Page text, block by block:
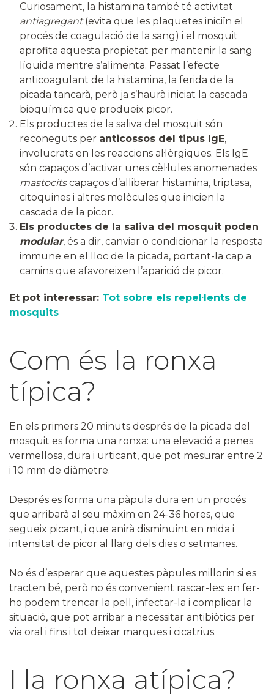
Curiosament, la histamina també té activitat
antiagregant(evita que les plaquetes iniciïn el
procés de coagulació de la sang) i el mosquit
aprofita aquesta propietat per mantenir la sang
líquida mentre s’alimenta. Passat l’efecte
anticoagulant de la histamina, la ferida de la
picada tancarà, però ja s’haurà iniciat la cascada
bioquímica que produeix picor.
Els productes de la saliva del mosquit són
reconeguts per anticossos del tipus IgE,
involucrats en les reaccions al·lèrgiques. Els IgE
són capaços d’activar unes cèl·lules anomenades
mastocitscapaços d’alliberar histamina, triptasa,
citoquines i altres molècules que inicien la
cascada de la picor.
Els productes de la saliva del mosquit poden
modular, és a dir, canviar o condicionar la resposta
immune en el lloc de la picada, portant-la cap a
camins que afavoreixen l’aparició de picor.
Et pot interessar: Tot sobre els repel·lents de
mosquits
Com és la ronxa
típica?
En els primers 20 minuts després de la picada del
mosquit es forma una ronxa: una elevació a penes
vermellosa, dura i urticant, que pot mesurar entre 2
i 10 mm de diàmetre.
Després es forma una pàpula dura en un procés
que arribarà al seu màxim en 24-36 hores, que
segueix picant, i que anirà disminuint en mida i
intensitat de picor al llarg dels dies o setmanes.
No és d’esperar que aquestes pàpules millorin si es
tracten bé, però no és convenient rascar-les: en fer-
ho podem trencar la pell, infectar-la i complicar la
situació, que pot arribar a necessitar antibiòtics per
via oral i fins i tot deixar marques i cicatrius.
I la ronxa atípica?